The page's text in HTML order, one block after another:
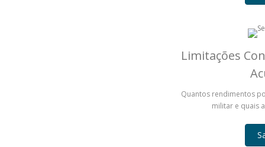
Limitações
Quantos rendimentos
militar e quais